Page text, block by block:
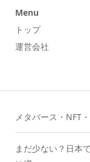
Menu
トップ
運営会社
メタバース・NFT
まだ少ない？日本